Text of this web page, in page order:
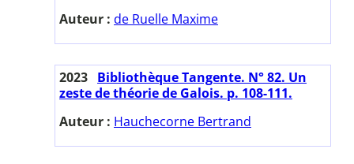
Auteur : de Ruelle Maxime
2023 Bibliothèque Tangente. N° 82. Un
zeste de théorie de Galois. p. 108-111.
Auteur : Hauchecorne Bertrand